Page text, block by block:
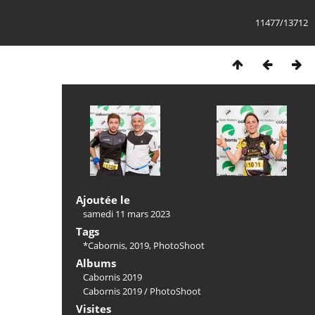
11477/13712
Ajoutée le
samedi 11 mars 2023
Tags
*Cabornis,2019, PhotoShoot
Albums
Cabornis 2019
Cabornis 2019/ PhotoShoot
Visites